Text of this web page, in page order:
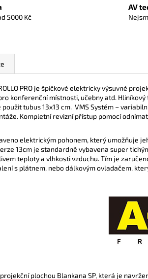
5000 Kč
AV
PRO je špičkové elektricky výsuvné
konferenční místnosti, učebny atd. Hliníkový
tubus 13x13 cm. VMS Systém –
Kompletní revizní přístup pomocí
elektrickým pohonem, který umožňuje
13cm je standardně vybavena super
teploty a vlhkosti vzduchu. Tím je
s plátnem, nebo dálkovým ovladačem,
plochou Blankana SP, která je